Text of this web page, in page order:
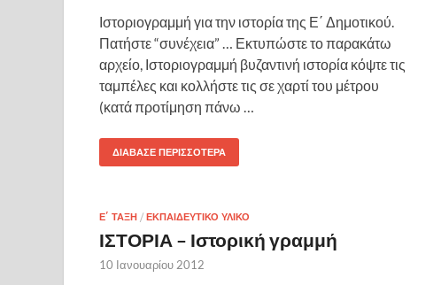
Ιστοριογραμμή για την ιστορία της Ε΄ Δημοτικού.
Πατήστε “συνέχεια” … Εκτυπώστε το παρακάτω
αρχείο, Ιστοριογραμμή βυζαντινή ιστορία κόψτε τις
ταμπέλες και κολλήστε τις σε χαρτί του μέτρου
(κατά προτίμηση πάνω …
ΔΙΆΒΑΣΕ ΠΕΡΙΣΣΌΤΕΡΑ
Ε΄ ΤΆΞΗ / ΕΚΠΑΙΔΕΥΤΙΚΌ ΥΛΙΚΌ
ΙΣΤΟΡΙΑ – Ιστορική γραμμή
10 Ιανουαρίου 2012